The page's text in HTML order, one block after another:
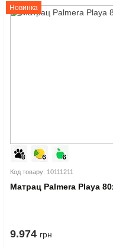
Новинка
Код товару: 10111211
Матрац Palmera Playa
9.974 грн